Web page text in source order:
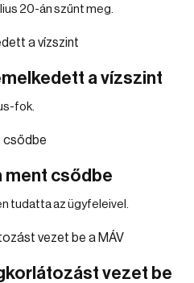
20-án szűnt meg.
a vízszint
fok.
ment csődbe
tudatta az ügyfeleivel.
vezet be